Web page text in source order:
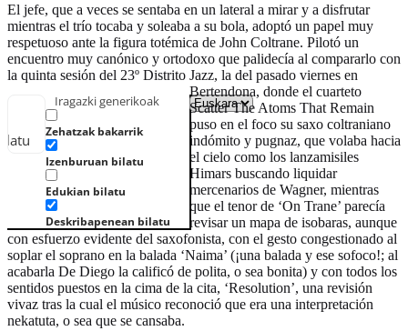
Iragazki generikoak
Zehatzak bakarrik
Izenburuan bilatu
Edukian bilatu
Deskribapenean bilatu
El jefe, que a veces se sentaba en un lateral a mirar y a disfrutar
mientras el trío tocaba y soleaba a su bola, adoptó un papel muy
respetuoso ante la figura totémica de John Coltrane. Pilotó un
encuentro muy canónico y ortodoxo que palidecía al compararlo con
la quinta sesión del 23º Distrito Jazz, la del pasado viernes en
Bertendona, donde el cuarteto
Scatter The Atoms That Remain
puso en el foco su saxo coltraniano
indómito y pugnaz, que volaba hacia
el cielo como los lanzamisiles
Himars buscando liquidar
mercenarios de Wagner, mientras
que el tenor de ‘On Trane’ parecía
revisar un mapa de isobaras, aunque
con esfuerzo evidente del saxofonista, con el gesto congestionado al
soplar el soprano en la balada ‘Naima’ (¡una balada y ese sofoco!; al
acabarla De Diego la calificó de polita, o sea bonita) y con todos los
sentidos puestos en la cima de la cita, ‘Resolution’, una revisión
vivaz tras la cual el músico reconoció que era una interpretación
nekatuta, o sea que se cansaba.